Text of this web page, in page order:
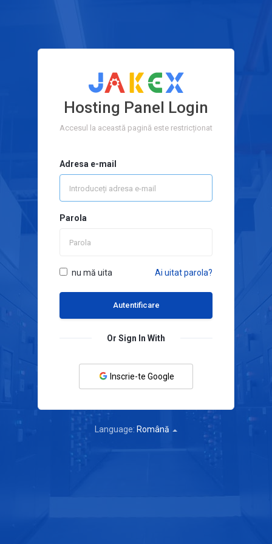
Hosting Panel Login
Accesul la această pagină este restricționat
Adresa e-mail
Parola
nu mă uita Ai uitat parola?
Or Sign In With
Inscrie-te Google
Language: Română